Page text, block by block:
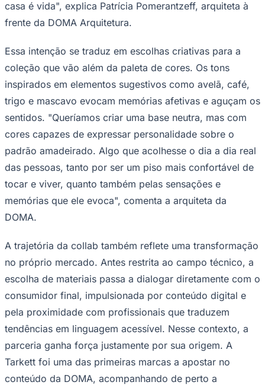
Corinthians
Palmeiras
casa é vida", explica Patrícia Pomerantzeff, arquiteta à
frente da DOMA Arquitetura.
Essa intenção se traduz em escolhas criativas para a
coleção que vão além da paleta de cores. Os tons
inspirados em elementos sugestivos como avelã, café,
trigo e mascavo evocam memórias afetivas e aguçam os
sentidos. "Queríamos criar uma base neutra, mas com
cores capazes de expressar personalidade sobre o
padrão amadeirado. Algo que acolhesse o dia a dia real
das pessoas, tanto por ser um piso mais confortável de
tocar e viver, quanto também pelas sensações e
memórias que ele evoca", comenta a arquiteta da
DOMA.
A trajetória da collab também reflete uma transformação
no próprio mercado. Antes restrita ao campo técnico, a
escolha de materiais passa a dialogar diretamente com o
consumidor final, impulsionada por conteúdo digital e
pela proximidade com profissionais que traduzem
tendências em linguagem acessível. Nesse contexto, a
parceria ganha força justamente por sua origem. A
Tarkett foi uma das primeiras marcas a apostar no
conteúdo da DOMA, acompanhando de perto a